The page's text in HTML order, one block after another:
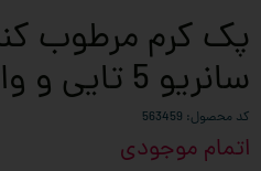
پک کرم مرطوب
سانریو 5 تایی و وارداتی
کد محصول: 563459
اتمام موجودی